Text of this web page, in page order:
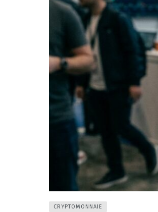
CRYPTOMONNAIE